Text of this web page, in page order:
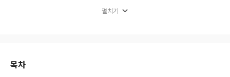
neral self-efficacy than those with lower general self-efficacy. Finally, the indirec
gement were moderated by followers’ general self-efficacy such that the indire
re on empowering leadership, job engagement, and innovative behaviors bec
펼치기
목차